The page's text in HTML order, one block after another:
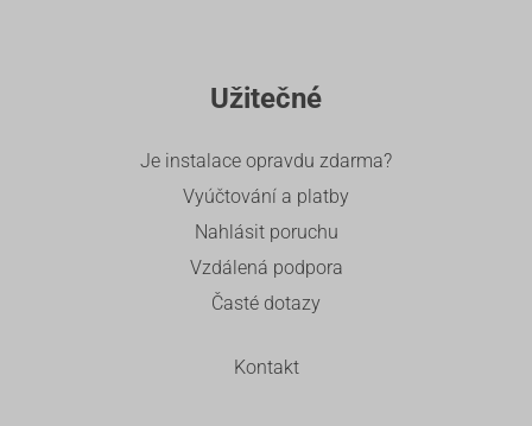
Užitečné
Je instalace opravdu zdarma?
Vyúčtování a platby
Nahlásit poruchu
Vzdálená podpora
Časté dotazy
Kontakt